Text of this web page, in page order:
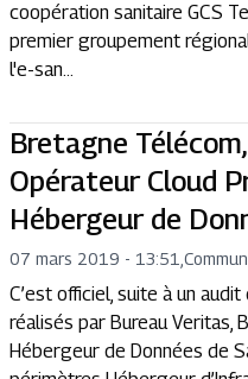
coopération sanitaire GCS
premier groupement
l'e-san...
Bretagne
Opérateur Cloud
Hébergeur de
07 mars 2019 - 13:51
C’est officiel, suite à un
réalisés par Bureau Veritas,
Hébergeur de Données de